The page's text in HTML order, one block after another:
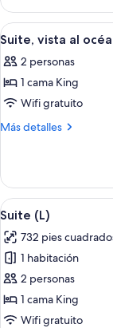
(B2C-
US)
Abrir
todas
las
fotos
de
Suite,
océano
(B2C-
US)
5
Suite, vista al
2 personas
1 cama King
Wifi gratuito
Más detalles
Más
vista
al
océano
US)
Abrir
todas
las
fotos
de
Suite
(L)
4
Suite (L)
732 pies
1 habitación
2 personas
1 cama King
Wifi gratuito